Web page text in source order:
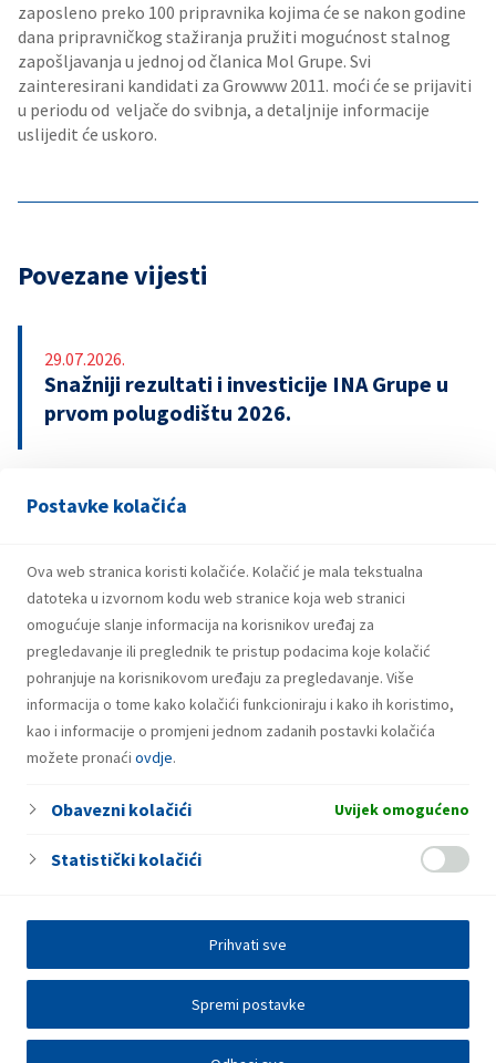
Postavke kolačića
Ova web stranica koristi kolačiće. Kolačić je mala tekstualna
datoteka u izvornom kodu web stranice koja web stranici
omogućuje slanje informacija na korisnikov uređaj za
pregledavanje ili preglednik te pristup podacima koje kolačić
pohranjuje na korisnikovom uređaju za pregledavanje. Više
informacija o tome kako kolačići funkcioniraju i kako ih koristimo,
kao i informacije o promjeni jednom zadanih postavki kolačića
možete pronaći ovdje.
Obavezni kolačići Uvijek omogućeno
Statistički kolačići
Spremi postavke
Prihvati sve
zaposleno preko 100 pripravnika kojima će se nakon godine
dana pripravničkog stažiranja pružiti mogućnost stalnog
zapošljavanja u jednoj od članica Mol Grupe. Svi
zainteresirani kandidati za Growww 2011. moći će se prijaviti
u periodu od veljače do svibnja, a detaljnije informacije
uslijedit će uskoro.
Povezane vijesti
29.07.2026.
Snažniji rezultati i investicije INA Grupe u
prvom polugodištu 2026.
21.07.2026.
u iznosu od 500 milijuna eura